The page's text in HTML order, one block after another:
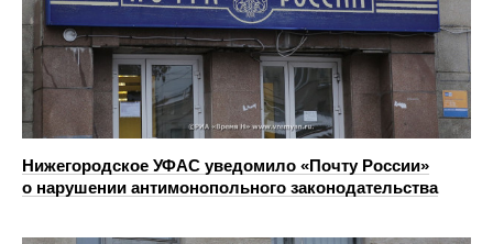
Нижегородское УФАС уведомило «Почту России»
о нарушении антимонопольного законодательства